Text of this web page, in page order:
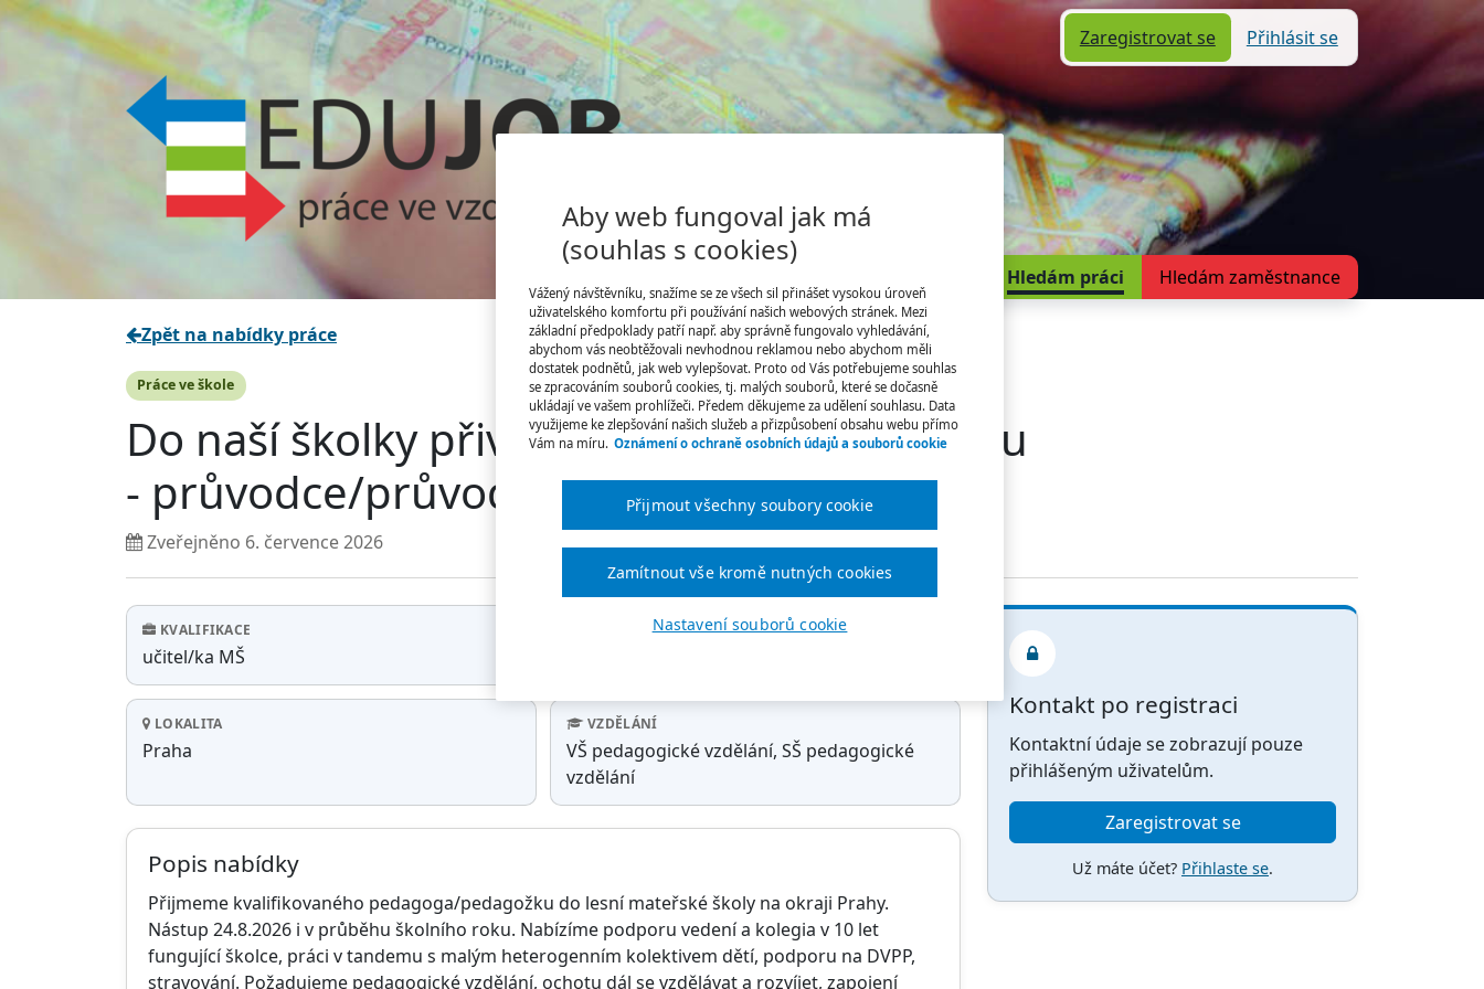
Zaregistrovat se Přihlásit se
Úvodní stránka Hledám práci Hledám zaměstnance
Zpět na nabídky práce
Práce ve škole
Do naší školky přivítáme nového člena týmu
- průvodce/průvodkyni
Zveřejněno 6. července 2026
Základní údaje nabídky
KVALIFIKACE
učitel/ka MŠ
LOKALITA
Praha
VZDĚLÁNÍ
VŠ pedagogické vzdělání, SŠ pedagogické
vzdělání
Popis nabídky
Přijmeme kvalifikovaného pedagoga/pedagožku do lesní mateřské školy na okraji Prahy.
Nástup 24.8.2026 i v průběhu školního roku. Nabízíme podporu vedení a kolegia v 10 let
fungující školce, práci v tandemu s malým heterogenním kolektivem dětí, podporu na DVPP,
stravování. Požadujeme pedagogické vzdělání, ochotu dál se vzdělávat a rozvíjet, zapojení
Kontakt po registraci
Kontaktní údaje se zobrazují pouze
přihlášeným uživatelům.
Zaregistrovat se
Už máte účet? Přihlaste se.
Aby web fungoval jak má
(souhlas s cookies)
Vážený návštěvníku, snažíme se ze všech sil přinášet vysokou úroveň
uživatelského komfortu při používání našich webových stránek. Mezi
základní předpoklady patří např. aby správně fungovalo vyhledávání,
abychom vás neobtěžovali nevhodnou reklamou nebo abychom měli
dostatek podnětů, jak web vylepšovat. Proto od Vás potřebujeme souhlas
se zpracováním souborů cookies, tj. malých souborů, které se dočasně
ukládají ve vašem prohlížeči. Předem děkujeme za udělení souhlasu. Data
využijeme ke zlepšování našich služeb a přizpůsobení obsahu webu přímo
Vám na míru. Oznámení o ochraně osobních údajů a souborů cookie
Nastavení souborů cookie
Zamítnout vše kromě nutných cookies
Přijmout všechny soubory cookie